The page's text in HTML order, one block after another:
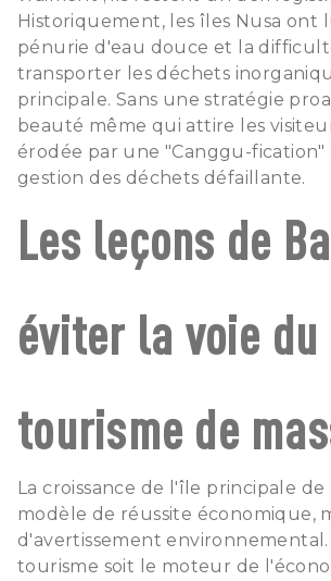
Historiquement, les îles Nusa ont
pénurie d'eau douce et la
transporter les déchets
principale. Sans une stratégie
beauté même qui attire les
érodée par une "Canggu-fication"
gestion des déchets défaillante.
Les leçons de
éviter la voie du
tourisme de
La croissance de l'île principale de
modèle de réussite économique,
d'avertissement
tourisme soit le moteur de